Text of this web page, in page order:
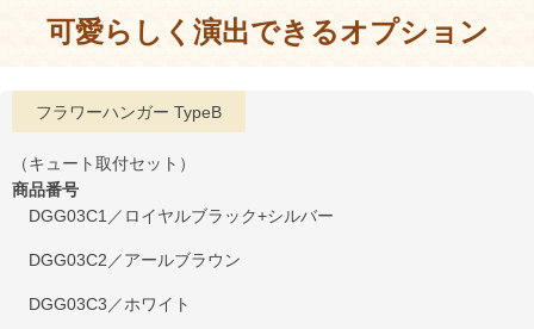
可愛らしく演出できるオプション
フラワーハンガー TypeB
（キュート取付セット）
商品番号
DGG03C1／ロイヤルブラック+シルバー
DGG03C2／アールブラウン
DGG03C3／ホワイト